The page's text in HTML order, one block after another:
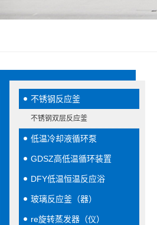
不锈钢反应釜
不锈钢双层反应釜
低温冷却液循环泵
GDSZ高低温循环装置
DFY低温恒温反应浴
玻璃反应釜（器）
re旋转蒸发器（仪）